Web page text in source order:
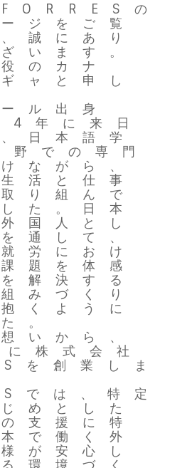
FORRESの
ジをご覧
誠にあり
います。
のカナ
ャと申し
ル出身
年に来日
日本語学
での専門
ながら、
活と仕事
り組んで
た。日本
国人とし
通して、
労におけ
題を体感
解決する
みづくり
くように
。
いから、
株式会社
を創業しま
では、特定
めとした
支援に特
で働く外
が安心し